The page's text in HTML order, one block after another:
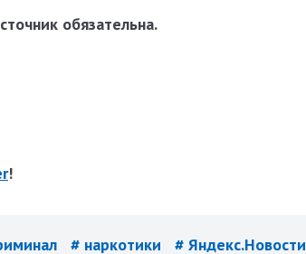
обязательна.
!
# наркотики
# Яндекс.Новости